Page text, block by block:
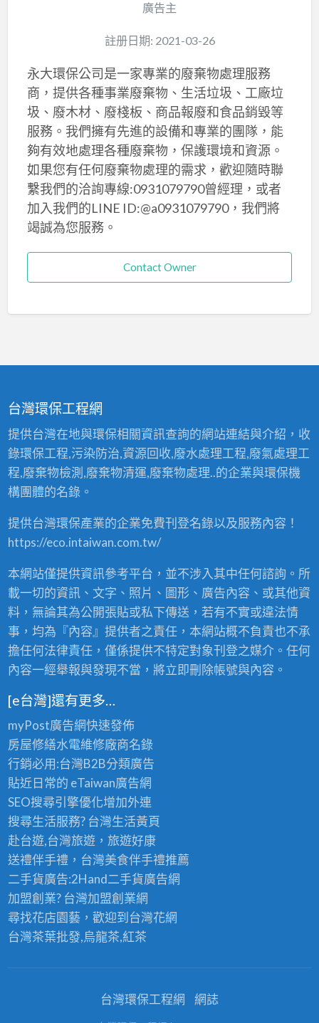
廣告主
註册日期: 2021-03-26
永大環保公司是一家專業的廢棄物處理服務
商，提供各種事業廢棄物、生活垃圾、工廠垃
圾、廢木材、廢棧板、商品報廢和食品銷毀等
服務。我們擁有先進的設備和專業的團隊，能
夠有效地處理各種廢棄物，保護環境和資源。
如果您有任何廢棄物處理的需求，歡迎隨時聯
繫我們的洽詢專線:0931079790曾經理，或者
加入我們的LINE ID:@a0931079790，我們將
竭誠為您服務。
Contact Owner
台灣環保工程網
提供台灣在地與環保相關資訊查詢的網站連結與介紹，收
錄環保工程,污染防治,資源回收,廢水處理工程,廢氣處理工
程,廢棄物檢測,廢棄物清運,廢棄物處理..的企業與環保機
構團體的名錄。
提供台灣環保產業的企業免費刊登名錄以及服務內容！
https://eco.intaiwan.com.tw/
本網站僅提供資訊參考平台，並不涉入其中任何諮詢。所
載一切的資訊、文字、照片、圖形、廣告內容、或其他資
料，無論其為公開張貼或私下傳送，若有不實或違法情
事，均為『內容』提供者之責任，本網站概不負責也不承
擔任何法律責任，僅係提供不特定對象刊登之媒介。任何
內容一經舉報與發現不當，將立即刪除帳號與內容。
[e台灣]還有更多…
myPost廣告網快速發佈
房屋修繕水電維修廠商名錄
行銷必用:台灣B2B分類廣告
貼近日常的 eTaiwan廣告網
SEO搜尋引擎優化增加外連
搜尋生活服務? 台灣生活黃頁
赴台遊,台灣旅遊，旅遊好康
送禮伴手禮，台灣美食伴手禮推薦
二手貨廣告:2Hand二手貨廣告網
加盟創業? 台灣加盟創業網
尋找花店園藝，歡迎到 台灣花網
台灣茶葉批發,烏龍茶,紅茶
台灣環保工程網 網誌